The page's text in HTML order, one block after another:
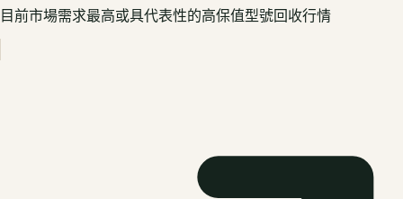
目前市場需求最高或具代表性的高保值型號回收行情